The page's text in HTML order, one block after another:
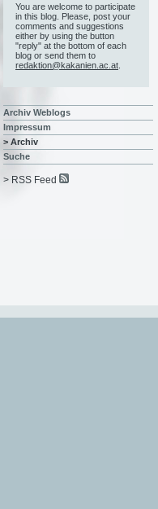
You are welcome to participate
in this blog. Please, post your
comments and suggestions
either by using the button
"reply" at the bottom of each
blog or send them to
redaktion@kakanien.ac.at
Archiv Weblogs
Impressum
> Archiv
Suche
> RSS Feed